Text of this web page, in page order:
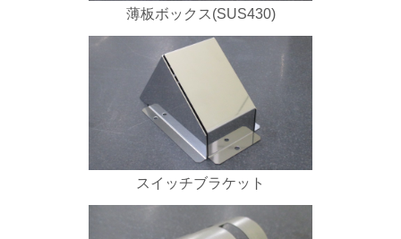
薄板ボックス(SUS430)
スイッチブラケット